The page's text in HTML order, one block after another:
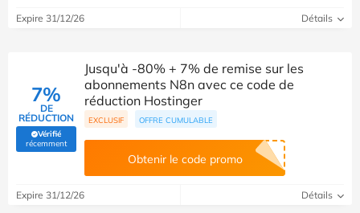
Expire 31/12/26 Détails
7%
DE
RÉDUCTION
Vérifié
récemment(Vérifié par Savoo)
Jusqu'à -80% + 7% de remise sur les
abonnements N8n avec ce code de
réduction Hostinger
EXCLUSIF OFFRE CUMULABLE
Obtenir le code promo
Expire 31/12/26 Détails